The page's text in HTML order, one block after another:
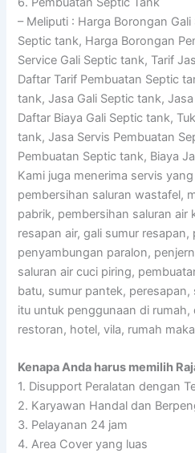
– Meliputi : Harga Borongan
Septic tank, Harga Borongan
Service Gali Septic tank, Tarif
Daftar Tarif Pembuatan Septic
tank, Jasa Gali Septic tank,
Daftar Biaya Gali Septic tank,
tank, Jasa Servis Pembuatan
Pembuatan Septic tank, Biaya
Kami juga menerima servis
pembersihan saluran wastafel,
pabrik, pembersihan saluran air
resapan air, gali sumur resapan,
penyambungan paralon,
saluran air cuci piring,
batu, sumur pantek,
itu untuk penggunaan di rumah,
restoran, hotel, vila, rumah
Kenapa Anda harus memilih
1. Disupport Peralatan dengan
2. Karyawan Handal dan
3. Pelayanan 24 jam
4. Area Cover yang luas